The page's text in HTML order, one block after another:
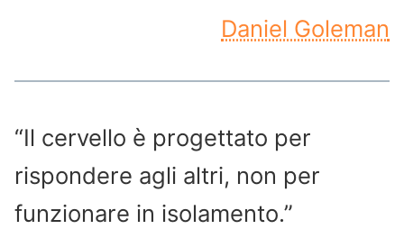
Daniel Goleman
“Il cervello è progettato per
rispondere agli altri, non per
funzionare in isolamento.”